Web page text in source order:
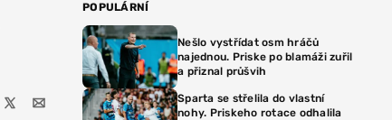
POPULÁRNÍ
Nešlo vystřídat osm hráčů
najednou. Priske po blamáži zuřil
a přiznal průšvih
Sparta se střelila do vlastní
nohy. Priskeho rotace odhalila